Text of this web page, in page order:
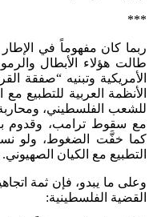
***
ربما كان مفهوماً في
طالت هؤلاء الأبطال
الأمريكية وتبنيه “صفقة
الأنظمة العربية للتطبيع
للشعب الفلسطيني،
مع سقوط ترامب، وقدوم
كما خفَّت الضغوط، ولو
التطبيع مع الكيان الصهيوني.
وعلى ما يبدو، فإن ثمة
القضية الفلسطينية: